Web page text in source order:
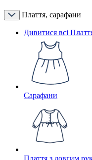
Плаття, сарафани
Дивитися всі
Сарафани
Плаття з довгим